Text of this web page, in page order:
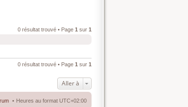
0 résultat trouvé • Page 1 sur 1
0 résultat trouvé • Page 1 sur 1
Aller à
Heures au format UTC+02:00